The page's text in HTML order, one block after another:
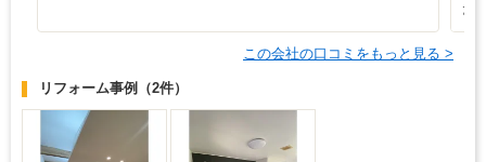
た
この会社の口コミをもっと見る >
リフォーム事例 （2件）